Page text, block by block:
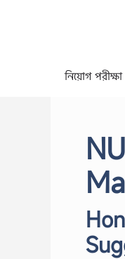
নিয়োগ পরীক্ষা